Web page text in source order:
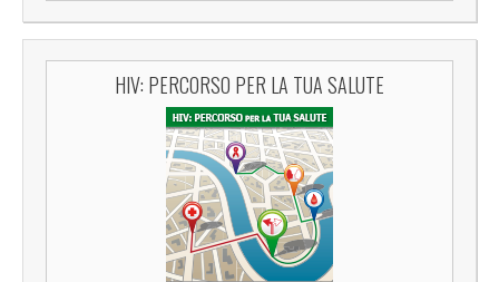
HIV: PERCORSO PER LA TUA SALUTE